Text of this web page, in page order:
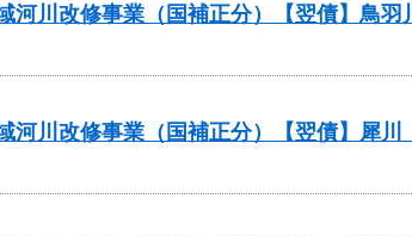
河川改修事業（国補正分）【翌債】鳥
河川改修事業（国補正分）【翌債】犀